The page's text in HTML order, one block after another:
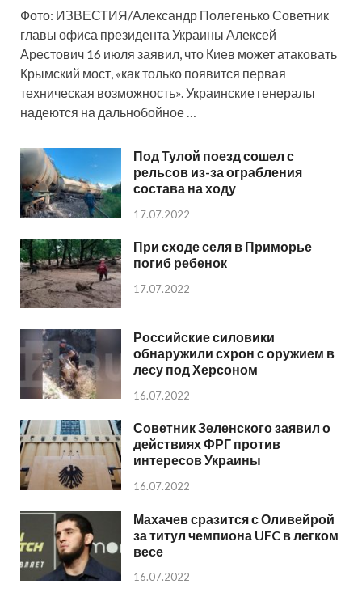
Фото: ИЗВЕСТИЯ/Александр Полегенько Советник
главы офиса президента Украины Алексей
Арестович 16 июля заявил, что Киев может атаковать
Крымский мост, «как только появится первая
техническая возможность». Украинские генералы
надеются на дальнобойное …
Под Тулой поезд сошел с
рельсов из-за ограбления
состава на ходу
17.07.2022
При сходе селя в Приморье
погиб ребенок
17.07.2022
Российские силовики
обнаружили схрон с оружием в
лесу под Херсоном
16.07.2022
Советник Зеленского заявил о
действиях ФРГ против
интересов Украины
16.07.2022
Махачев сразится с Оливейрой
за титул чемпиона UFC в легком
весе
16.07.2022